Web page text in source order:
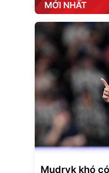
MỚI NHẤT
Mudryk khó